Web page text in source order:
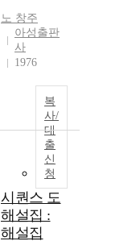
노 창주
아성출판
사
1976
복
사/
대
출
신
청
시퀀스 도
해설집 :
해설집